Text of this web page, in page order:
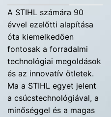
A STIHL számára 90
évvel ezelőtti alapítása
óta kiemelkedően
fontosak a forradalmi
technológiai megoldások
és az innovatív ötletek.
Ma a STIHL egyet jelent
a csúcstechnológiával, a
minőséggel és a magas